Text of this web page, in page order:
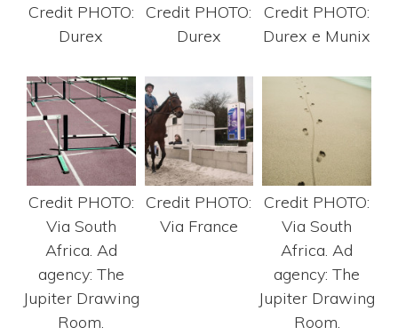
Credit PHOTO:
Durex
Credit PHOTO:
Durex
Credit PHOTO:
Durex e Munix
Credit PHOTO:
Via South
Africa. Ad
agency: The
Jupiter Drawing
Room.
Credit PHOTO:
Via France
Credit PHOTO:
Via South
Africa. Ad
agency: The
Jupiter Drawing
Room.